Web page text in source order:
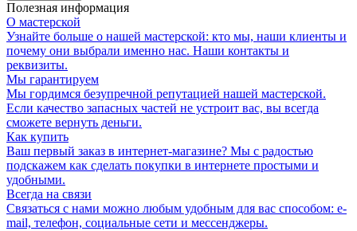
Полезная информация
О мастерской
Узнайте больше о нашей мастерской: кто мы, наши клиенты и
почему они выбрали именно нас. Наши контакты и
реквизиты.
Мы гарантируем
Мы гордимся безупречной репутацией нашей мастерской.
Если качество запасных частей не устроит вас, вы всегда
сможете вернуть деньги.
Как купить
Ваш первый заказ в интернет-магазине? Мы с радостью
подскажем как сделать покупки в интернете простыми и
удобными.
Всегда на связи
Связаться с нами можно любым удобным для вас способом: e-
mail, телефон, социальные сети и мессенджеры.